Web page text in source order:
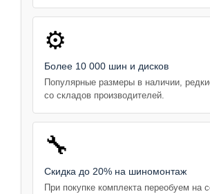
⚙️
Более 10 000 шин и дисков
Популярные размеры в наличии,
со складов производителей.
🔧
Скидка до 20% на шиномонтаж
При покупке комплекта переобуем на